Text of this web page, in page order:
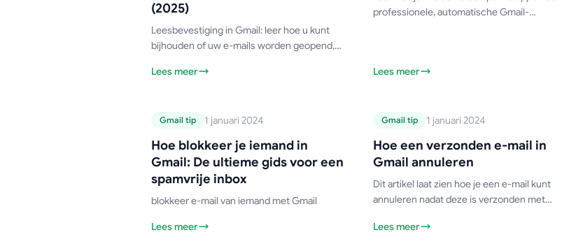
voor effectieve e-
mailtracking (2025)
(2025)
Leesbevestiging in Gmail: leer hoe u kunt
bijhouden of uw e-mails worden geopend,
Gmail-functie zijn en wat de beste gratis
Lees meer
Gmail
professionele, automatische Gmail-
opmaak en tips voor probleemoplossing.
Lees meer
Hoe blokkeer je
iemand in Gmail: De
ultieme gids voor
een spamvrije inbox
Gmail-handleiding
Gmail tip 1 januari 2024
Hoe blokkeer je iemand in
Gmail: De ultieme gids voor een
spamvrije inbox
blokkeer e-mail van iemand met Gmail
Lees meer
Hoe een verzonden
e-mail in Gmail
annuleren
Gmail-handleiding
Gmail tip 1 januari 2024
Hoe een verzonden e-mail in
Gmail annuleren
Dit artikel laat zien hoe je een e-mail kunt
annuleren nadat deze is verzonden met
Lees meer